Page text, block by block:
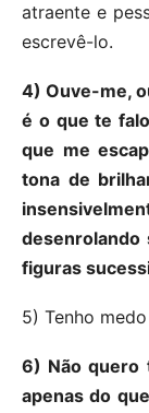
atraente e
escrevê-lo.
4) Ouve-me,
é o que te
que me
tona de
desenrolando
figuras
5) Tenho
6) Não quero
apenas do